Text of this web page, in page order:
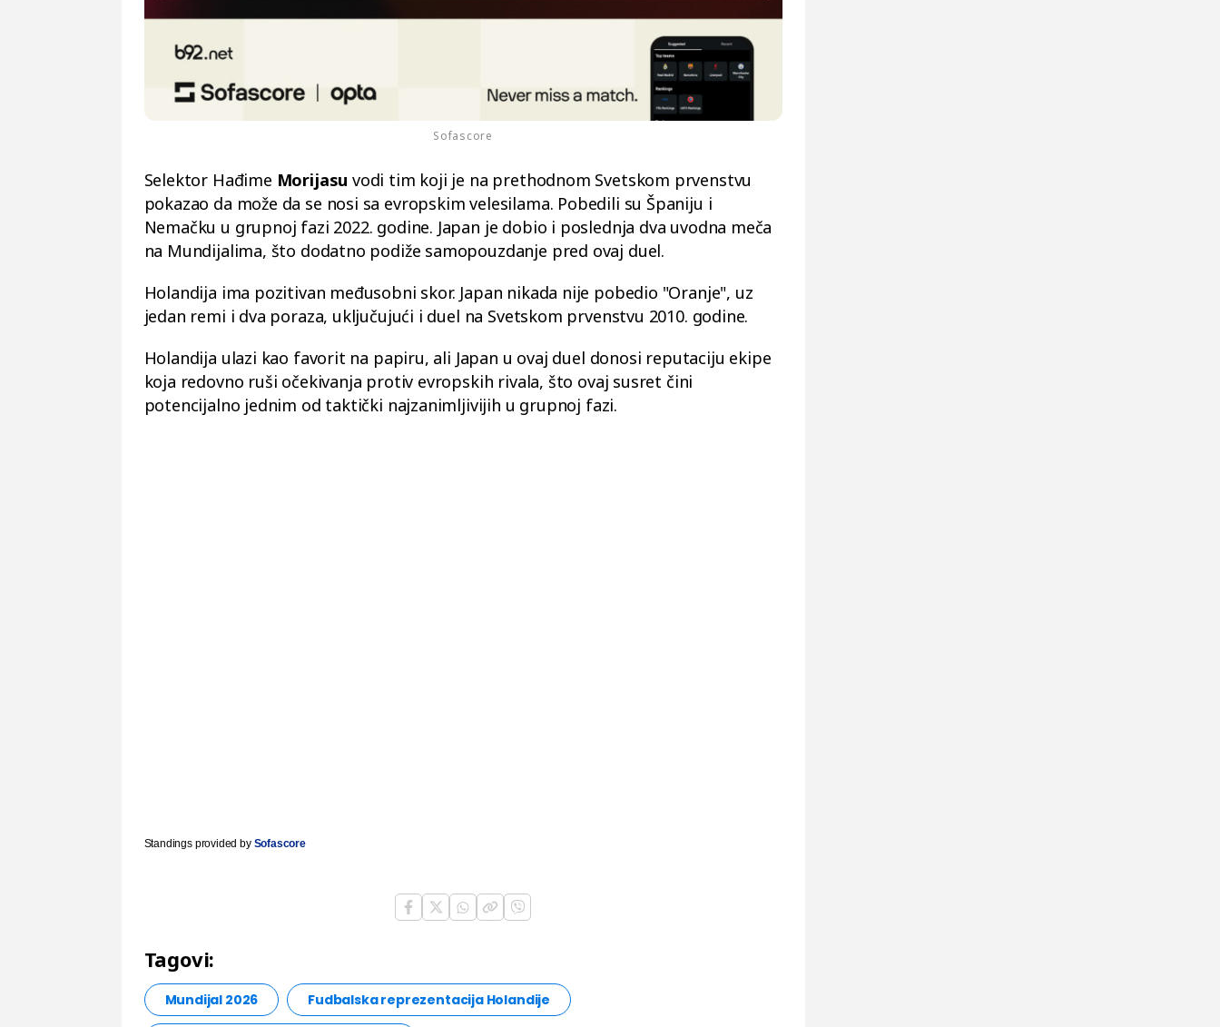
Sofascore
Selektor Hađime Morijasuvodi tim koji je na prethodnom Svetskom prvenstvu
pokazao da može da se nosi sa evropskim velesilama. Pobedili su Španiju i
Nemačku u grupnoj fazi 2022. godine. Japan je dobio i poslednja dva uvodna meča
na Mundijalima, što dodatno podiže samopouzdanje pred ovaj duel.
Holandija ima pozitivan međusobni skor. Japan nikada nije pobedio "Oranje", uz
jedan remi i dva poraza, uključujući i duel na Svetskom prvenstvu 2010. godine.
Holandija ulazi kao favorit na papiru, ali Japan u ovaj duel donosi reputaciju ekipe
koja redovno ruši očekivanja protiv evropskih rivala, što ovaj susret čini
potencijalno jednim od taktički najzanimljivijih u grupnoj fazi.
Standings provided by Sofascore
Tagovi:
Mundijal 2026 Fudbalska reprezentacija Holandije